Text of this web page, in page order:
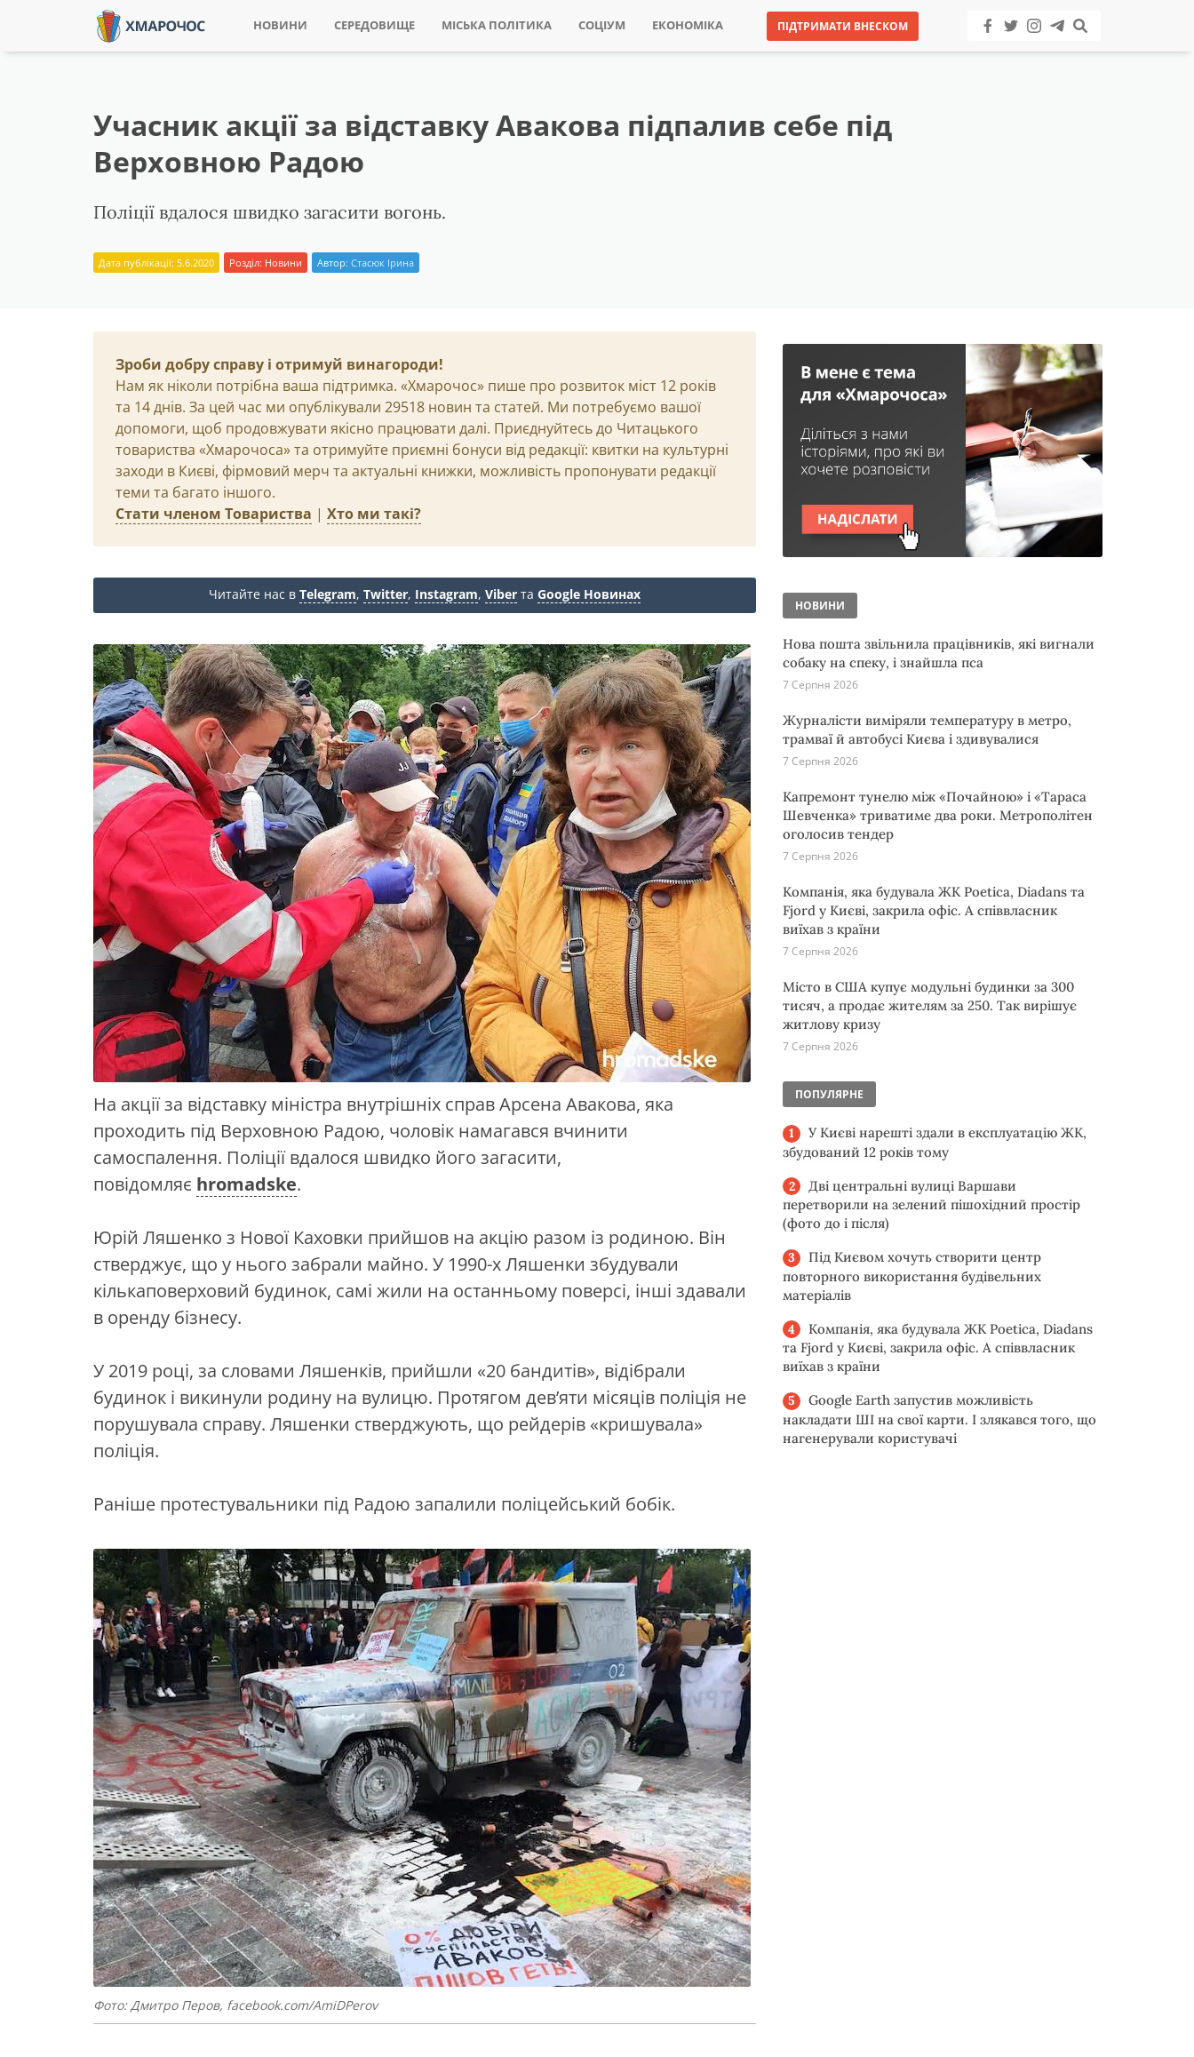
НОВИНИ СЕРЕДОВИЩЕ МІСЬКА ПОЛІТИКА СОЦІУМ ЕКОНОМІКА ПІДТРИМАТИ ВНЕСКОМ
Учасник акції за відставку Авакова підпалив себе під
Верховною Радою
Поліції вдалося швидко загасити вогонь.
Дата публікації: 5.6.2020 Розділ: Новини Автор: Стасюк Ірина
Зроби добру справу і отримуй винагороди!
Нам як ніколи потрібна ваша підтримка. «Хмарочос» пише про розвиток міст 12 років
та 14 днів. За цей час ми опублікували 29518 новин та статей. Ми потребуємо вашої
допомоги, щоб продовжувати якісно працювати далі. Приєднуйтесь до Читацького
товариства «Хмарочоса» та отримуйте приємні бонуси від редакції: квитки на культурні
заходи в Києві, фірмовий мерч та актуальні книжки, можливість пропонувати редакції
теми та багато іншого.
Стати членом Товариства | Хто ми такі?
Читайте нас в Telegram, Twitter, Instagram, Viber та Google Новинах
На акції за відставку міністра внутрішніх справ Арсена Авакова, яка
проходить під Верховною Радою, чоловік намагався вчинити
самоспалення. Поліції вдалося швидко його загасити,
повідомляє hromadske.
Юрій Ляшенко з Нової Каховки прийшов на акцію разом із родиною. Він
стверджує, що у нього забрали майно. У 1990-х Ляшенки збудували
кількаповерховий будинок, самі жили на останньому поверсі, інші здавали
в оренду бізнесу.
У 2019 році, за словами Ляшенків, прийшли «20 бандитів», відібрали
будинок і викинули родину на вулицю. Протягом дев’яти місяців поліція не
порушувала справу. Ляшенки стверджують, що рейдерів «кришувала»
поліція.
Раніше протестувальники під Радою запалили поліцейський бобік.
Фото: Дмитро Перов, facebook.com/AmiDPerov
НОВИНИ
Нова пошта звільнила працівників, які вигнали
собаку на спеку, і знайшла пса
7 Серпня 2026
Журналісти виміряли температуру в метро,
трамваї й автобусі Києва і здивувалися
7 Серпня 2026
Капремонт тунелю між «Почайною» і «Тараса
Шевченка» триватиме два роки. Метрополітен
оголосив тендер
7 Серпня 2026
Компанія, яка будувала ЖК Poetica, Diadans та
Fjord у Києві, закрила офіс. А співвласник
виїхав з країни
7 Серпня 2026
Місто в США купує модульні будинки за 300
тисяч, а продає жителям за 250. Так вирішує
житлову кризу
7 Серпня 2026
ПОПУЛЯРНЕ
У Києві нарешті здали в експлуатацію ЖК,
збудований 12 років тому
Дві центральні вулиці Варшави
перетворили на зелений пішохідний простір
(фото до і після)
Під Києвом хочуть створити центр
повторного використання будівельних
матеріалів
Компанія, яка будувала ЖК Poetica, Diadans
та Fjord у Києві, закрила офіс. А співвласник
виїхав з країни
Google Earth запустив можливість
накладати ШІ на свої карти. І злякався того, що
нагенерували користувачі